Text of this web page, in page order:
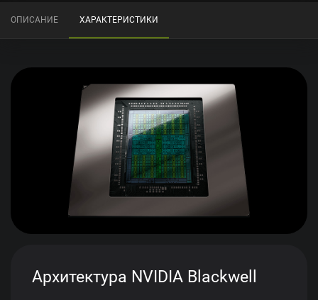
ОПИСАНИЕ ХАРАКТЕРИСТИКИ
Архитектура NVIDIA Blackwell